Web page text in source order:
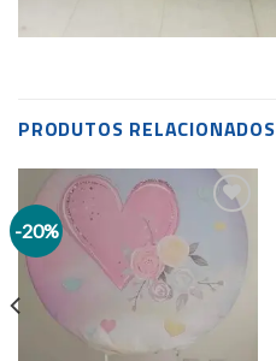
PRODUTOS RELACIONADOS
-20%
Add to
wishlist